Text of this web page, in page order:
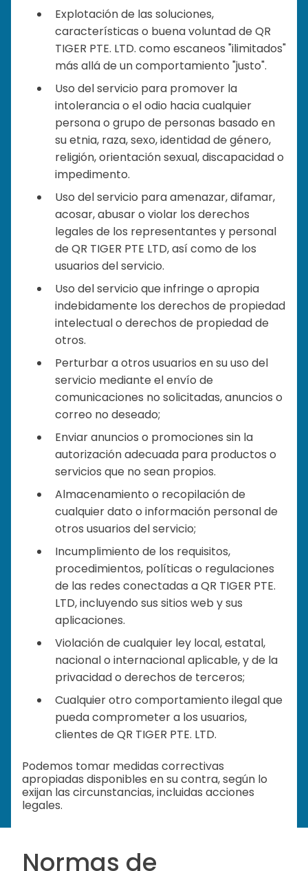
Explotación de las soluciones,
características o buena voluntad de QR
TIGER PTE. LTD. como escaneos "ilimitados"
más allá de un comportamiento "justo".
Uso del servicio para promover la
intolerancia o el odio hacia cualquier
persona o grupo de personas basado en
su etnia, raza, sexo, identidad de género,
religión, orientación sexual, discapacidad o
impedimento.
Uso del servicio para amenazar, difamar,
acosar, abusar o violar los derechos
legales de los representantes y personal
de QR TIGER PTE LTD, así como de los
usuarios del servicio.
Uso del servicio que infringe o apropia
indebidamente los derechos de propiedad
intelectual o derechos de propiedad de
otros.
Perturbar a otros usuarios en su uso del
servicio mediante el envío de
comunicaciones no solicitadas, anuncios o
correo no deseado;
Enviar anuncios o promociones sin la
autorización adecuada para productos o
servicios que no sean propios.
Almacenamiento o recopilación de
cualquier dato o información personal de
otros usuarios del servicio;
Incumplimiento de los requisitos,
procedimientos, políticas o regulaciones
de las redes conectadas a QR TIGER PTE.
LTD, incluyendo sus sitios web y sus
aplicaciones.
Violación de cualquier ley local, estatal,
nacional o internacional aplicable, y de la
privacidad o derechos de terceros;
Cualquier otro comportamiento ilegal que
pueda comprometer a los usuarios,
clientes de QR TIGER PTE. LTD.
Podemos tomar medidas correctivas
apropiadas disponibles en su contra, según lo
exijan las circunstancias, incluidas acciones
legales.
Normas de